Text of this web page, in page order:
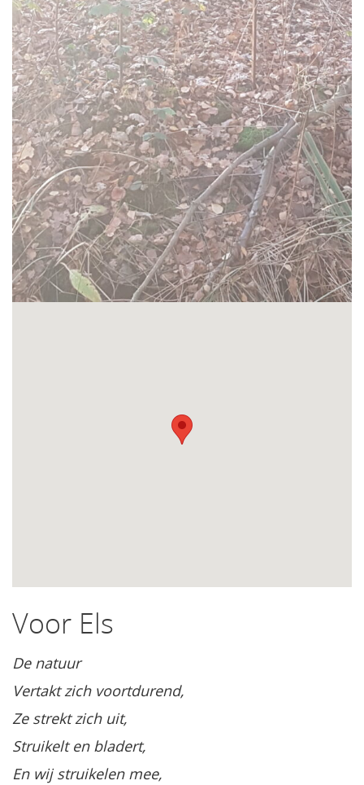
Voor Els
De natuur
Vertakt zich voortdurend,
Ze strekt zich uit,
Struikelt en bladert,
En wij struikelen mee,